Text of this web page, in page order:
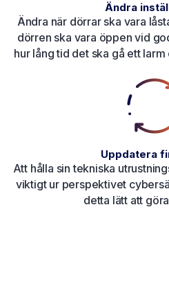
Ändra
Ändra när dörrar ska vara
dörren ska vara öppen vid
hur lång tid det ska gå ett
Uppdatera
Att hålla sin tekniska
viktigt ur perspektivet
detta lätt att